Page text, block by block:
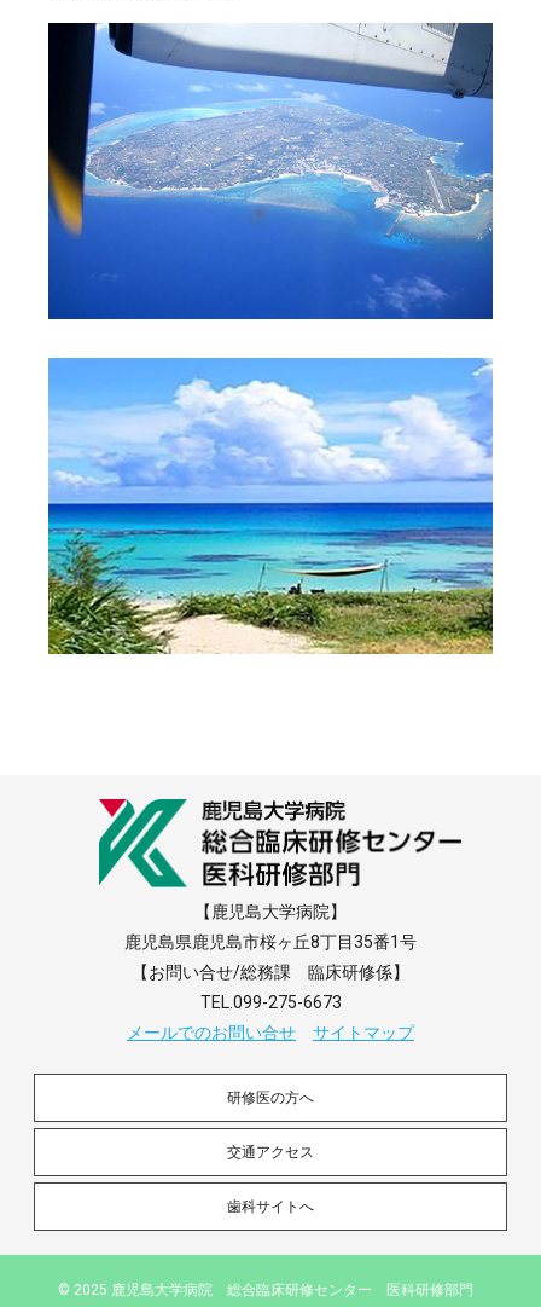
【鹿児島大学病院】
鹿児島県鹿児島市桜ヶ丘8丁目35番1号
【お問い合せ/総務課 臨床研修係】
TEL.099-275-6673
メールでのお問い合せ
サイトマップ
研修医の方へ
交通アクセス
歯科サイトへ
© 2025 鹿児島大学病院 総合臨床研修センター 医科研修部門